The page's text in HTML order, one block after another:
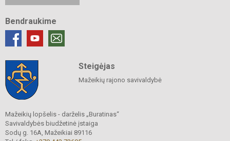
Bendraukime
Steigėjas
Mažeikių rajono savivaldybė
Mažeikių lopšelis - darželis „Buratinas“
Savivaldybės biudžetinė įstaiga
Sodų g. 16A, Mažeikiai 89116